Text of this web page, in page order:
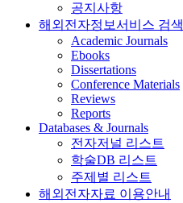
공지사항
해외전자정보서비스 검색
Academic Journals
Ebooks
Dissertations
Conference Materials
Reviews
Reports
Databases & Journals
전자저널 리스트
학술DB 리스트
주제별 리스트
해외전자자료 이용안내